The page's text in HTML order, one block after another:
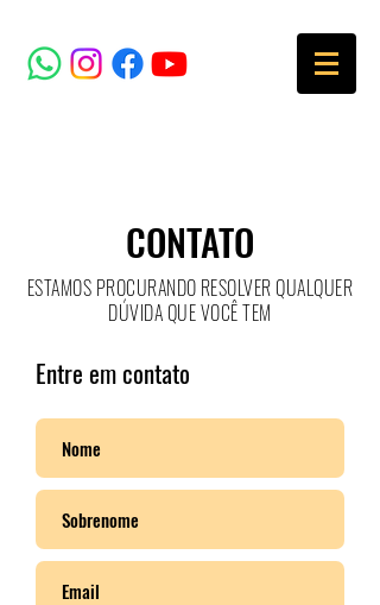
CONTATO
ESTAMOS PROCURANDO RESOLVER QUALQUER
DÚVIDA QUE VOCÊ TEM
Entre em contato